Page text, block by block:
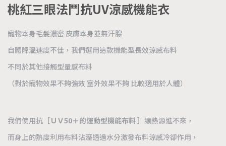
桃紅三眼法鬥抗UV涼感機能衣
寵物本身毛髮濃密 皮膚本身並無汗腺
自體降溫速度不佳，我們選用這款機能型長效涼感布料
不同於其他接觸型量感布料
（對於寵物效果不夠強效 室外效果不夠 比較適用於人體）
我們使用抗 ［ＵＶ50＋的運動型機能布料 ］ 讓熱源進不來，
而身上的熱度利用布料沾溼透過水分激發布料涼感冷卻作用，